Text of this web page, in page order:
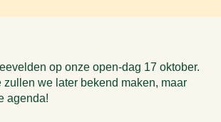
op onze open-dag 17 oktober.
zullen we later bekend maken, maar
agenda!